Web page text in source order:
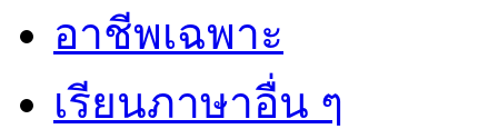
อาชีพเฉพาะ
เรียนภาษาอื่น ๆ